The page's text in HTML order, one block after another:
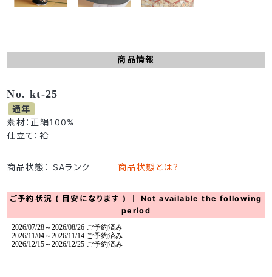
商品情報
No. kt-25
通年
素材：正絹100%
仕立て：袷
商品状態： SAランク 商品状態とは？
ご予約状況 ( 目安になります ) ｜ Not available the following
period